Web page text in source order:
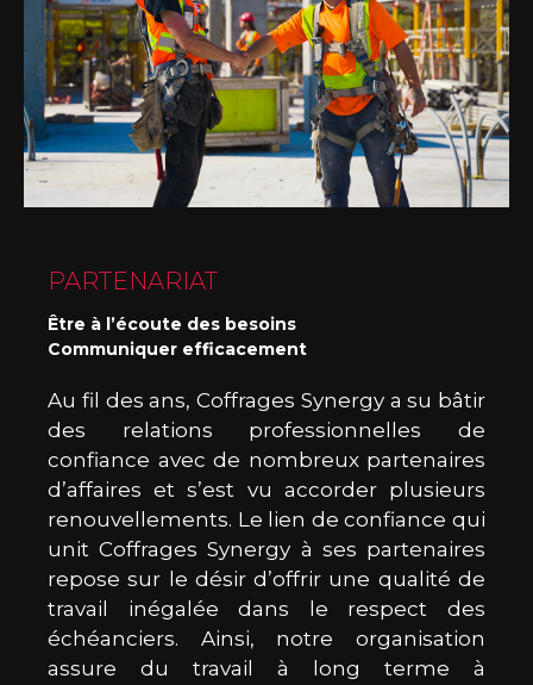
PARTENARIAT
Être à l’écoute des besoins
Communiquer efficacement
Au fil des ans, Coffrages Synergy a su bâtir
des relations professionnelles de
confiance avec de nombreux partenaires
d’affaires et s’est vu accorder plusieurs
renouvellements. Le lien de confiance qui
unit Coffrages Synergy à ses partenaires
repose sur le désir d’offrir une qualité de
travail inégalée dans le respect des
échéanciers. Ainsi, notre organisation
assure du travail à long terme à